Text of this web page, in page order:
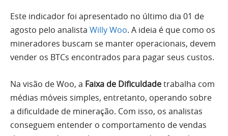
Este indicador foi apresentado no último dia 01 de
agosto pelo analista Willy Woo. A ideia é que como os
mineradores buscam se manter operacionais, devem
vender os BTCs encontrados para pagar seus custos.
Na visão de Woo, a Faixa de Dificuldadetrabalha com
médias móveis simples, entretanto, operando sobre
a dificuldade de mineração. Com isso, os analistas
conseguem entender o comportamento de vendas